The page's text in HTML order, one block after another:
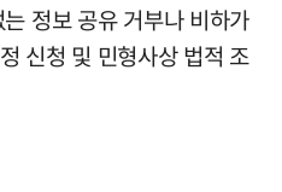
정보 공유 거부나 비하가
신청 및 민형사상 법적 조